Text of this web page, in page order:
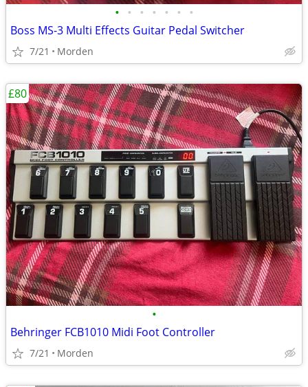
• • • • • • •
Boss MS-3 Multi Effects Guitar Pedal Switcher
7/21 Morden
•
Behringer FCB1010 Midi Foot Controller
7/21 Morden
£80